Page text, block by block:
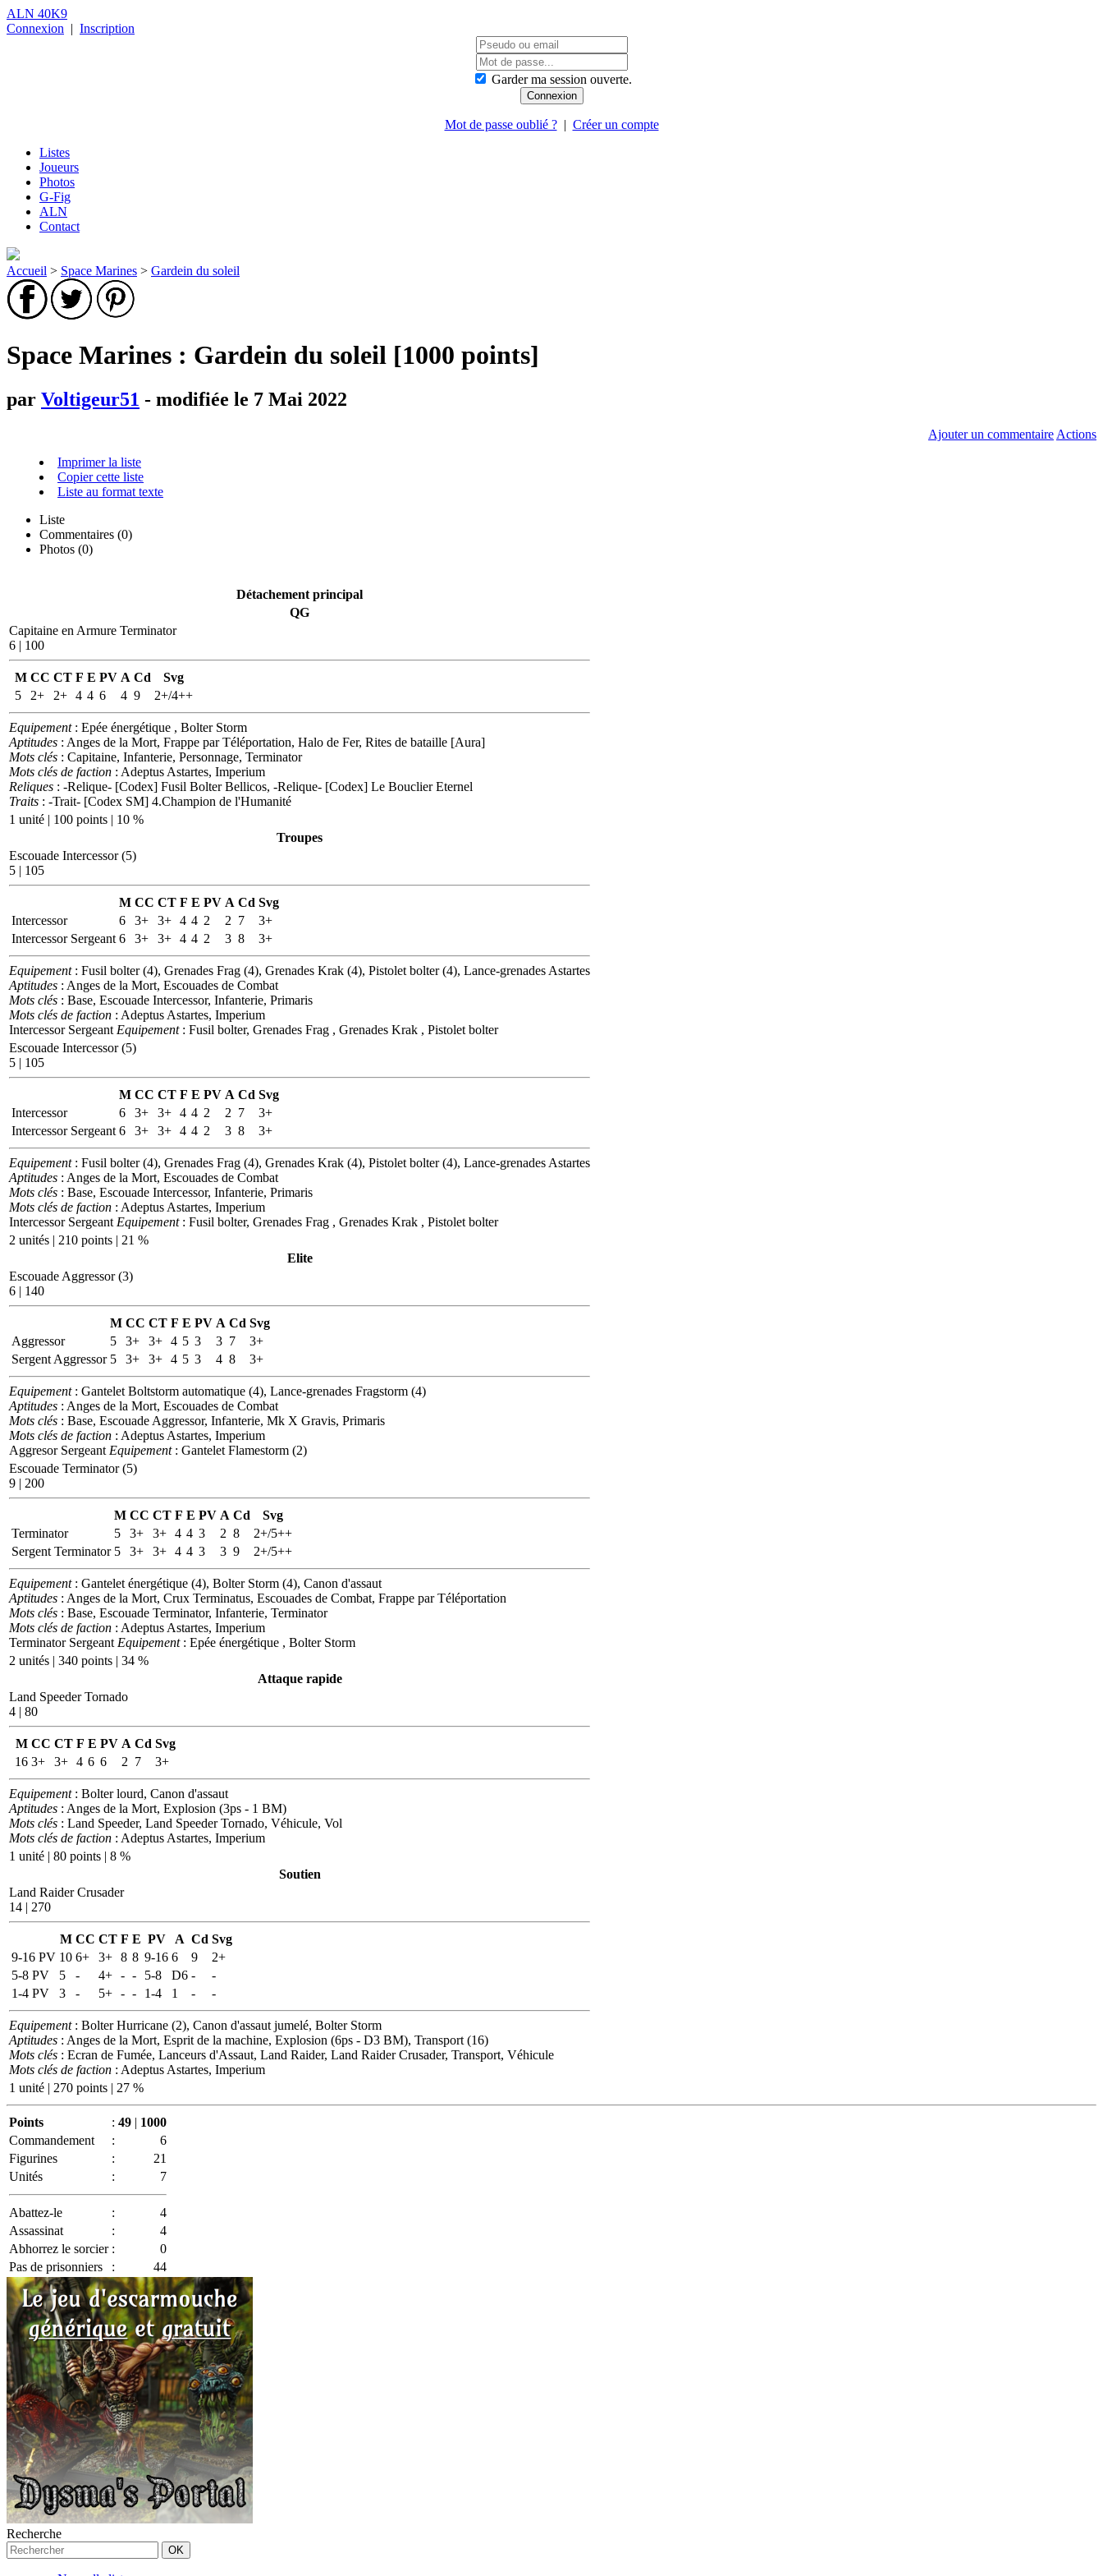
ALN 40K9
Connexion | Inscription
Garder ma session ouverte.
Mot de passe oublié ?| Créer un compte
Listes
Joueurs
Photos
G-Fig
ALN
Contact
Accueil > Space Marines > Gardein du soleil
Space Marines : Gardein du soleil [1000 points]
par Voltigeur51 - modifiée le 7 Mai 2022
Ajouter un commentaire Actions
Imprimer la liste
Copier cette liste
Liste au format texte
Liste
Commentaires (0)
Photos (0)
Détachement principal
QG
Capitaine en Armure Terminator
6 | 100
M CC CT F E PV A Cd
Svg
5
2+ 2+ 4 4 6 4 9 2+/4++
Equipement: Epée énergétique , Bolter Storm
Aptitudes : Anges de la Mort, Frappe par Téléportation, Halo de Fer, Rites de bataille [Aura]
Mots clés : Capitaine, Infanterie, Personnage, Terminator
Mots clés de faction : Adeptus Astartes, Imperium
Reliques : -Relique- [Codex] Fusil Bolter Bellicos, -Relique- [Codex] Le Bouclier Eternel
Traits : -Trait- [Codex SM] 4.Champion de l'Humanité
1 unité | 100 points | 10 %
Troupes
Escouade Intercessor (5)
5 | 105
M CC CT F E PV A Cd Svg
Intercessor
6 3+ 3+ 4 4 2 2 7
3+
Intercessor Sergeant 6 3+ 3+ 4 4 2 3 8 3+
Equipement: Fusil bolter (4), Grenades Frag (4), Grenades Krak (4), Pistolet bolter (4), Lance-grenades Astartes
Aptitudes : Anges de la Mort, Escouades de Combat
Mots clés : Base, Escouade Intercessor, Infanterie, Primaris
Mots clés de faction : Adeptus Astartes, Imperium
Intercessor Sergeant Equipement: Fusil bolter, Grenades Frag , Grenades Krak , Pistolet bolter
Escouade Intercessor (5)
5 | 105
M CC CT F E PV A Cd Svg
Intercessor
6 3+ 3+ 4 4 2 2 7
3+
Intercessor Sergeant 6 3+ 3+ 4 4 2 3 8 3+
Equipement: Fusil bolter (4), Grenades Frag (4), Grenades Krak (4), Pistolet bolter (4), Lance-grenades Astartes
Aptitudes : Anges de la Mort, Escouades de Combat
Mots clés : Base, Escouade Intercessor, Infanterie, Primaris
Mots clés de faction : Adeptus Astartes, Imperium
Intercessor Sergeant Equipement: Fusil bolter, Grenades Frag , Grenades Krak , Pistolet bolter
2 unités | 210 points | 21 %
Elite
Escouade Aggressor (3)
6 | 140
M CC CT F E PV A Cd Svg
Aggressor
5 3+ 3+ 4 5 3 3 7
3+
Sergent Aggressor 5 3+ 3+ 4 5 3 4 8 3+
Equipement: Gantelet Boltstorm automatique (4), Lance-grenades Fragstorm (4)
Aptitudes : Anges de la Mort, Escouades de Combat
Mots clés : Base, Escouade Aggressor, Infanterie, Mk X Gravis, Primaris
Mots clés de faction : Adeptus Astartes, Imperium
Aggresor Sergeant Equipement: Gantelet Flamestorm (2)
Escouade Terminator (5)
9 | 200
M CC CT F E PV A Cd
Svg
Terminator
5 3+ 3+ 4 4 3 2 8
2+/5++
Sergent Terminator 5 3+ 3+ 4 4 3 3 9 2+/5++
Equipement: Gantelet énergétique (4), Bolter Storm (4), Canon d'assaut
Aptitudes : Anges de la Mort, Crux Terminatus, Escouades de Combat, Frappe par Téléportation
Mots clés : Base, Escouade Terminator, Infanterie, Terminator
Mots clés de faction : Adeptus Astartes, Imperium
Terminator Sergeant Equipement: Epée énergétique , Bolter Storm
2 unités | 340 points | 34 %
Attaque rapide
Land Speeder Tornado
4 | 80
M CC CT F E PV A Cd Svg
16 3+ 3+ 4 6 6 2 7 3+
Equipement: Bolter lourd, Canon d'assaut
Aptitudes : Anges de la Mort, Explosion (3ps - 1 BM)
Mots clés : Land Speeder, Land Speeder Tornado, Véhicule, Vol
Mots clés de faction : Adeptus Astartes, Imperium
1 unité | 80 points | 8 %
Soutien
Land Raider Crusader
14 | 270
M CC CT F E PV A Cd Svg
9-16 PV 10 6+ 3+ 8 8 9-16 6 9
2+
5-8 PV
5 - 4+ - - 5-8 D6 -
-
1-4 PV
3 - 5+ - - 1-4 1 - -
Equipement: Bolter Hurricane (2), Canon d'assaut jumelé, Bolter Storm
Aptitudes : Anges de la Mort, Esprit de la machine, Explosion (6ps - D3 BM), Transport (16)
Mots clés : Ecran de Fumée, Lanceurs d'Assaut, Land Raider, Land Raider Crusader, Transport, Véhicule
Mots clés de faction : Adeptus Astartes, Imperium
1 unité | 270 points | 27 %
Points : 49 | 1000
Commandement
:
6
Figurines
:
21
Unités
: 7
Abattez-le :
4
Assassinat
:
4
Abhorrez le sorcier :
0
Pas de prisonniers
: 44
Recherche